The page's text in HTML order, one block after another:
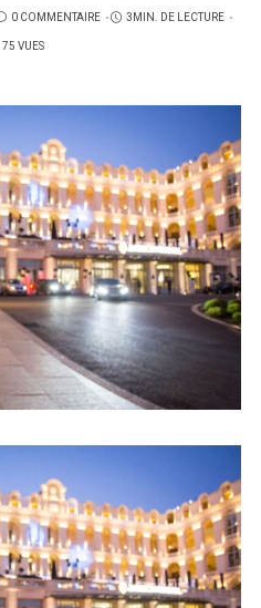
0 COMMENTAIRE
3MIN. DE LECTURE
VUES